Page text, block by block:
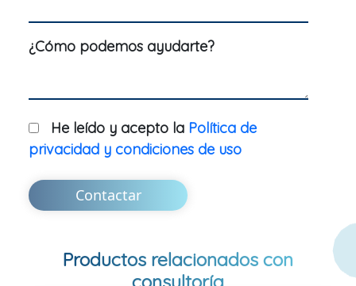
¿Cómo podemos ayudarte?
He leído y acepto la Política de
privacidad y condiciones de uso
Contactar
Productos relacionados con